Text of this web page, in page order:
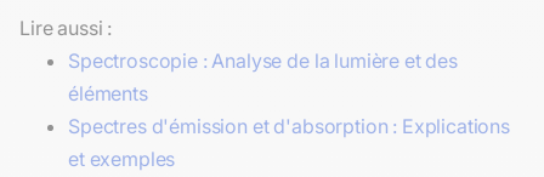
Lire aussi :
Spectroscopie : Analyse de la lumière et des
éléments
Spectres d'émission et d'absorption : Explications
et exemples